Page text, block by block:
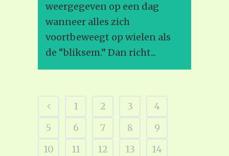
weergegeven op een dag
wanneer alles zich
voortbeweegt op wielen als
de “bliksem.” Dan richt...
1 2 3
4
5
6 7 8
9
10
11 12 13
14